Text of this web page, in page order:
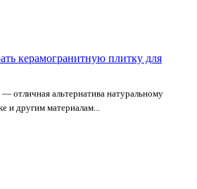
керамогранитную плитку для
отличная альтернатива натуральному
и другим материалам...